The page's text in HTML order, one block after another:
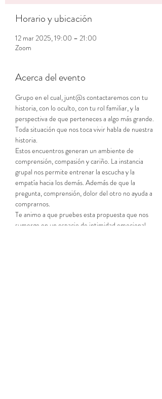
Horario y ubicación
12 mar 2025, 19:00 – 21:00
Zoom
Acerca del evento
Grupo en el cual, junt@s contactaremos con tu
historia, con lo oculto, con tu rol familiar, y la
perspectiva de que perteneces a algo más grande.
Toda situación que nos toca vivir habla de nuestra
historia.
Estos encuentros generan un ambiente de
comprensión, compasión y cariño. La instancia
grupal nos permite entrenar la escucha y la
empatía hacia los demás. Además de que la
pregunta, comprensión, dolor del otro no ayuda a
comprarnos.
Te animo a que pruebes esta propuesta que nos
sumerge en un espacio de intimidad emocional